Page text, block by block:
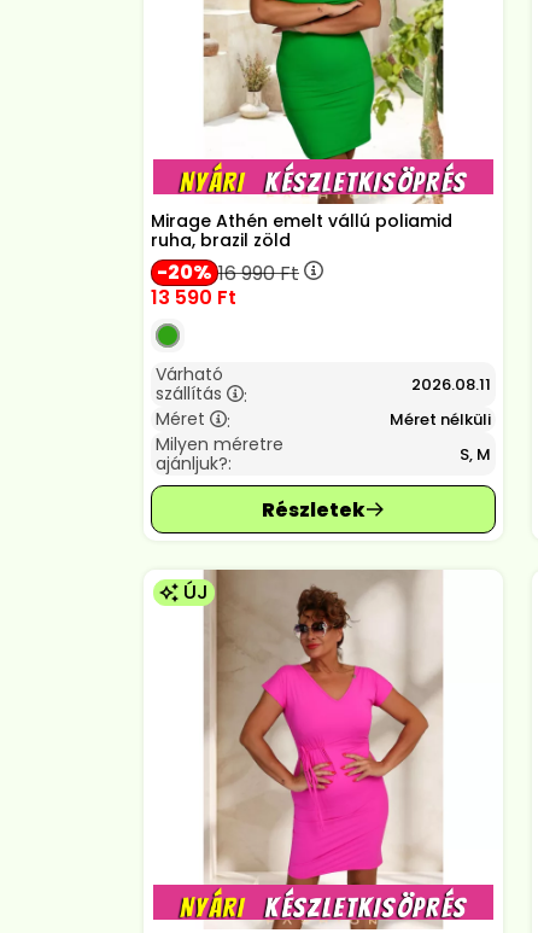
Mirage Athén emelt vállú poliamid
ruha, brazil zöld
20 16 990Ft
13 590 Ft
Várható
szállítás
: 2026.08.11
Méret : Méret nélküli
Milyen méretre
ajánljuk?:
S, M
ÚJ